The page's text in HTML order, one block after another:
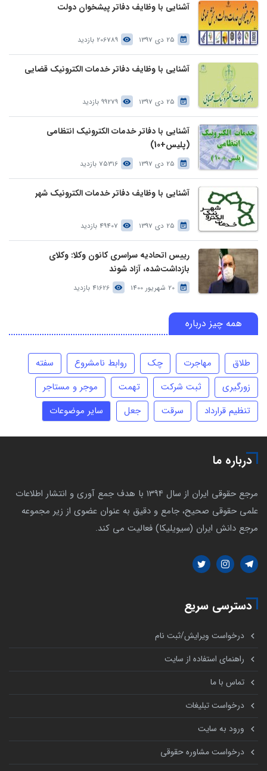
آشنایی با وظایف دفاتر پیشخوان دولت
25 دی 1397 206789 بازدید
آشنایی با وظایف دفاتر خدمات الکترونیک قضایی
25 دی 1397 99279 بازدید
آشنایی با دفاتر خدمات الکترونیک انتظامی
(پلیس+10)
25 دی 1397 75316 بازدید
آشنایی با وظایف دفاتر خدمات الکترونیک شهر
25 دی 1397 49407 بازدید
رییس اتحادیه سراسری کانون وکلا: وکلای
بازداشت‌شده، آزاد شوند
20 شهریور 1400 41626 بازدید
همه چیز درباره
طلاق مهاجرت چک روابط نامشروع
سفته
زورگیری
ثبت شرکت تهمت
موجر و مستاجر
تنظیم قرارداد
سرقت جعل سایر موضوعات
درباره ما
مرجع حقوقی ایران از سال 1394 با هدف جمع آوری و انتشار اطلاعات
علمی حقوقی صحیح، جامع و دقیق به عنوان عضوی از زیر مجموعه
مرجع دانش ایران (سیویلیکا) فعالیت می کند.
دسترسی سریع
درخواست ویرایش/ثبت نام
راهنمای استفاده از سایت
تماس با ما
درخواست تبلیغات
ورود به سایت
درخواست مشاوره حقوقی